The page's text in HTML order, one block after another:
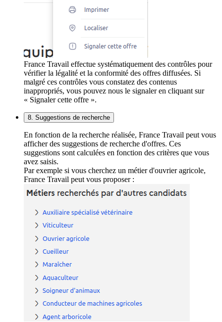
France Travail effectue systématiquement des contrôles pour
vérifier la légalité et la conformité des offres diffusées. Si
malgré ces contrôles vous constatez des contenus
inappropriés, vous pouvez nous le signaler en cliquant sur
« Signaler cette offre ».
8. Suggestions de recherche
En fonction de la recherche réalisée, France Travail peut vous
afficher des suggestions de recherche d'offres. Ces
suggestions sont calculées en fonction des critères que vous
avez saisis.
Par exemple si vous cherchez un métier d'ouvrier agricole,
France Travail peut vous proposer :